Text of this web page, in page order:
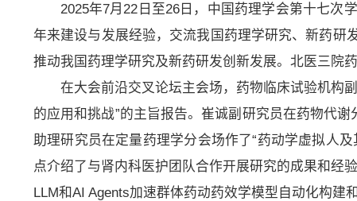
2025年7月22日至26日，中国药理学会第十七次
年来建设与发展经验，交流我国药理学研究、新药研
推动我国药理学研究及新药研发创新发展。北医三院
在大会前沿交叉论坛主会场，药物临床试验机构
的应用和挑战”的主旨报告。崔诚副研究员在药物代
助理研究员在定量药理学分会场作了“药动学虚拟人
点介绍了与肾内科医护团队合作开展研究的成果和经
LLM和AI Agents加速群体药动药效学模型自动化构建